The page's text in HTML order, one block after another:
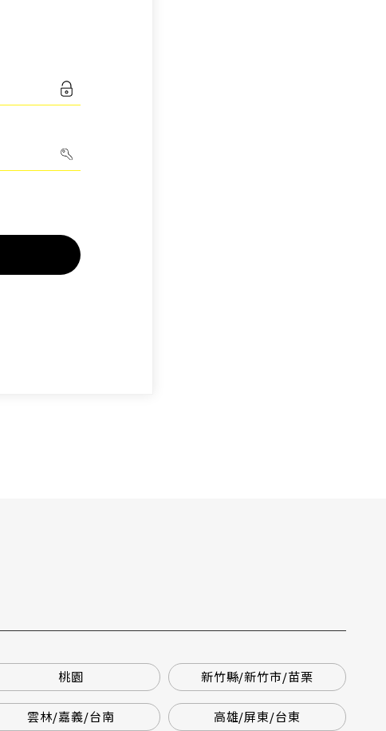
桃園 新竹縣/新竹市/苗栗
雲林/嘉義/台南 高雄/屏東/台東